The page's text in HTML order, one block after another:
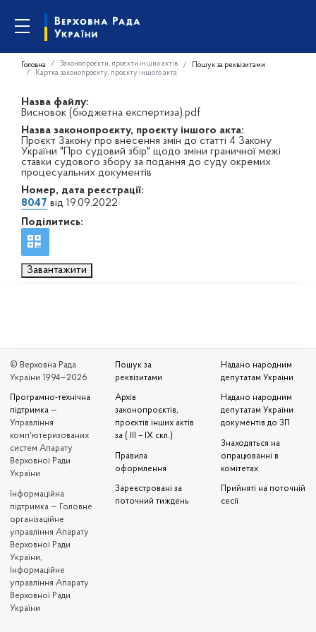
Головна Законопроєкти, проєкти інших актів
Пошук за реквізитами
Картка законопроєкту, проєкту іншого акта
Назва файлу:
Висновок (бюджетна експертиза).pdf
Назва законопроєкту, проєкту іншого акта:
Проєкт Закону про внесення змін до статті 4 Закону
України "Про судовий збір" щодо зміни граничної межі
ставки судового збору за подання до суду окремих
процесуальних документів
Номер, дата реєстрації:
8047 від 19.09.2022
Поділитись:
Завантажити
© Верховна Рада
України 1994—2026
Програмно-технічна
підтримка —
Управління
комп'ютеризованих
систем Апарату
Верховної Ради
України
Iнформаційна
підтримка — Головне
організаційне
управління Апарату
Верховної Ради
України,
Інформаційне
управління Апарату
Верховної Ради
України
Пошук за
реквізитами
Архів
законопроєктів,
проєктів інших актів
за ( III – IX скл.)
Правила
оформлення
Зареєстровані за
поточний тиждень
Надано народним
депутатам України
Надано народним
депутатам України
документів до ЗП
Знаходяться на
опрацюванні в
комітетах
Прийняті на поточній
сесії